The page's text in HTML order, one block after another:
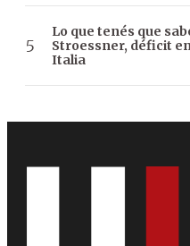
Lo que tenés que
Stroessner, déficit
Italia